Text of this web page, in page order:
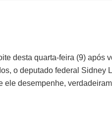
desta quarta-feira (9) após
o deputado federal Sidney
ele desempenhe,